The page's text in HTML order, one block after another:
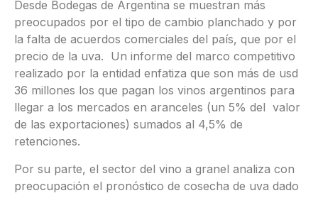
Desde Bodegas de Argentina se muestran más
preocupados por el tipo de cambio planchado y por
la falta de acuerdos comerciales del país, que por el
precio de la uva. Un informe del marco competitivo
realizado por la entidad enfatiza que son más de usd
36 millones los que pagan los vinos argentinos para
llegar a los mercados en aranceles (un 5% del valor
de las exportaciones) sumados al 4,5% de
retenciones.
Por su parte, el sector del vino a granel analiza con
preocupación el pronóstico de cosecha de uva dado